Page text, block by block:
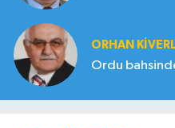
ORHAN
Ordu